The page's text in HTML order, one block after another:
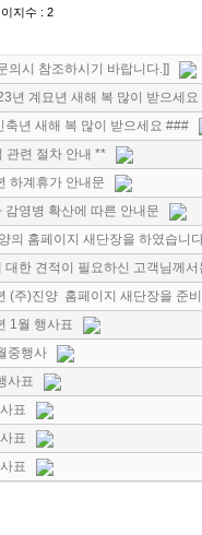
지수 : 2
의시 참조하시기 바랍니다.]]
년 계묘년 새해 복 많이 받으세요
년 새해 복 많이 받으세요 ###
관련 절차 안내 **
하계휴가 안내문
감영병 확산에 따른 안내문
의 홈페이지 새단장을 하였습니
대한 견적이 필요하신 고객님께
(주)진양 홈페이지 새단장을 준
1월 행사표
중행사
사표
표
표
표